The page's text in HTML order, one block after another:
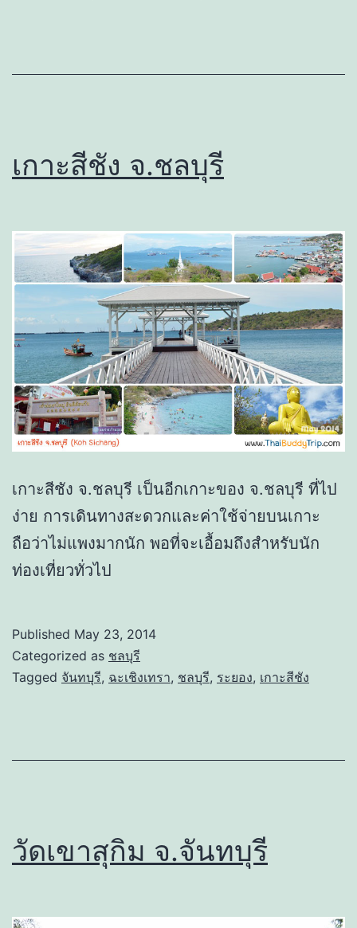
เกาะสีชัง จ.ชลบุรี
เกาะสีชัง จ.ชลบุรี เป็นอีกเกาะของ จ.ชลบุรี ที่ไป
ง่าย การเดินทางสะดวกและค่าใช้จ่ายบนเกาะ
ถือว่าไม่แพงมากนัก พอที่จะเอื้อมถึงสำหรับนัก
ท่องเที่ยวทั่วไป
Published May 23, 2014
Categorized as ชลบุรี
Tagged จันทบุรี, ฉะเชิงเทรา, ชลบุรี, ระยอง, เกาะสีชัง
วัดเขาสุกิม จ.จันทบุรี